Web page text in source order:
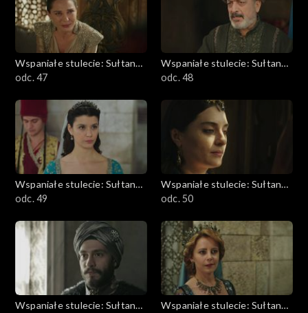
Wspaniałe stulecie: Sułtanka
Kösem
odc. 47
Wspaniałe stulecie: Sułtanka
Kösem
odc. 48
Wspaniałe stulecie: Sułtanka
Kösem
odc. 49
Wspaniałe stulecie: Sułtanka
Kösem
odc. 50
Wspaniałe stulecie: Sułtanka
Wspaniałe stulecie: Sułtanka